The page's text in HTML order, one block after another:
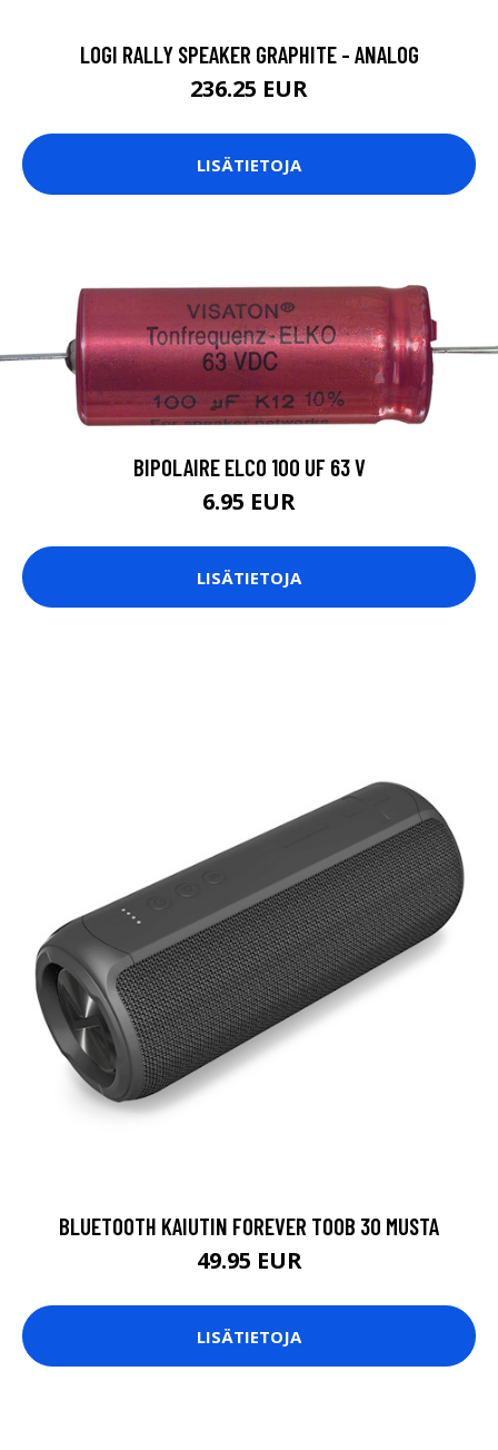
LOGI RALLY SPEAKER GRAPHITE - ANALOG
236.25 EUR
LISÄTIETOJA
BIPOLAIRE ELCO 100 UF 63 V
6.95 EUR
LISÄTIETOJA
BLUETOOTH KAIUTIN FOREVER TOOB 30 MUSTA
49.95 EUR
LISÄTIETOJA